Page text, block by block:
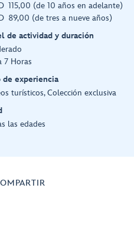
115,00 (de 10 años en adelante)
89,00 (de tres a nueve años)
de actividad y duración
7 Horas
de experiencia
turísticos, Colección exclusiva
las edades